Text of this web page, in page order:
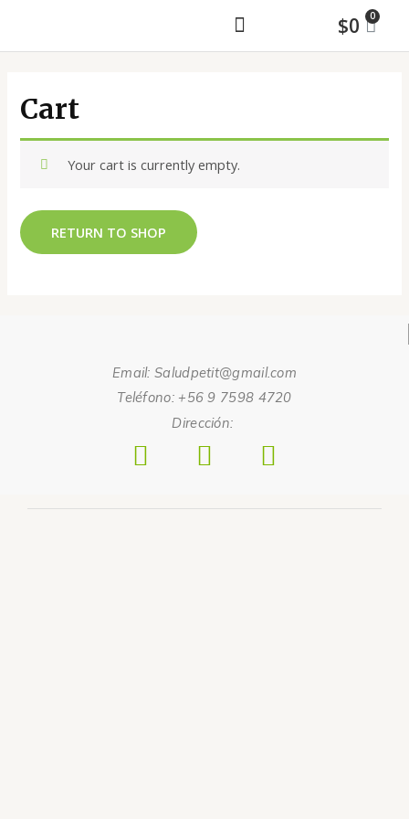
$0
Cart
Your cart is currently empty.
RETURN TO SHOP
Email: Saludpetit@gmail.com
Teléfono: +56 9 7598 4720
Dirección: